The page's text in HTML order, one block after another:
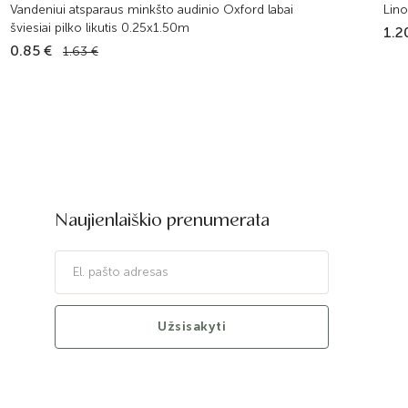
Vandeniui atsparaus minkšto audinio Oxford labai
šviesiai pilko likutis 0.25x1.50m
0.85 € 1.63 €
Naujienlaiškio prenumerata
Užsisakyti